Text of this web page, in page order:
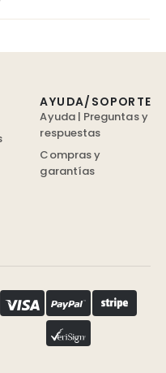
AYUDA/SOPORTE
Ayuda | Preguntas y
respuestas
Compras y
garantías